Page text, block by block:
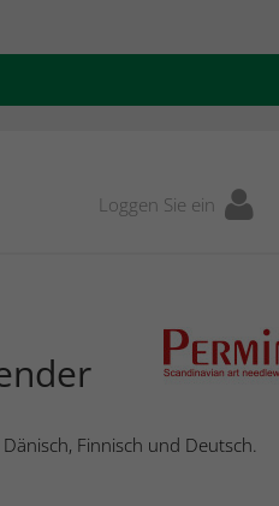
Loggen Sie ein
Finnisch und Deutsch.